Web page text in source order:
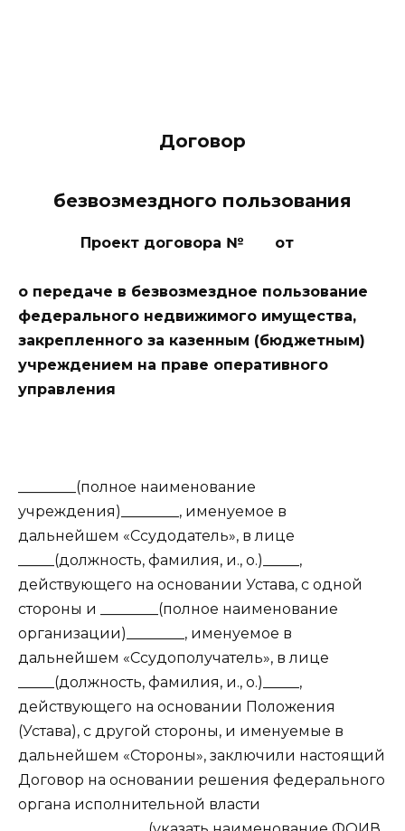
Договор
безвозмездного пользования
Проект договора № от
о передаче в безвозмездное пользование
федерального недвижимого имущества,
закрепленного за казенным (бюджетным)
учреждением на праве оперативного
управления
________(полное наименование
учреждения)________, именуемое в
дальнейшем «Ссудодатель», в лице
_____(должность, фамилия, и., о.)_____,
действующего на основании Устава, с одной
стороны и ________(полное наименование
организации)________, именуемое в
дальнейшем «Ссудополучатель», в лице
_____(должность, фамилия, и., о.)_____,
действующего на основании Положения
(Устава), с другой стороны, и именуемые в
дальнейшем «Стороны», заключили настоящий
Договор на основании решения федерального
органа исполнительной власти